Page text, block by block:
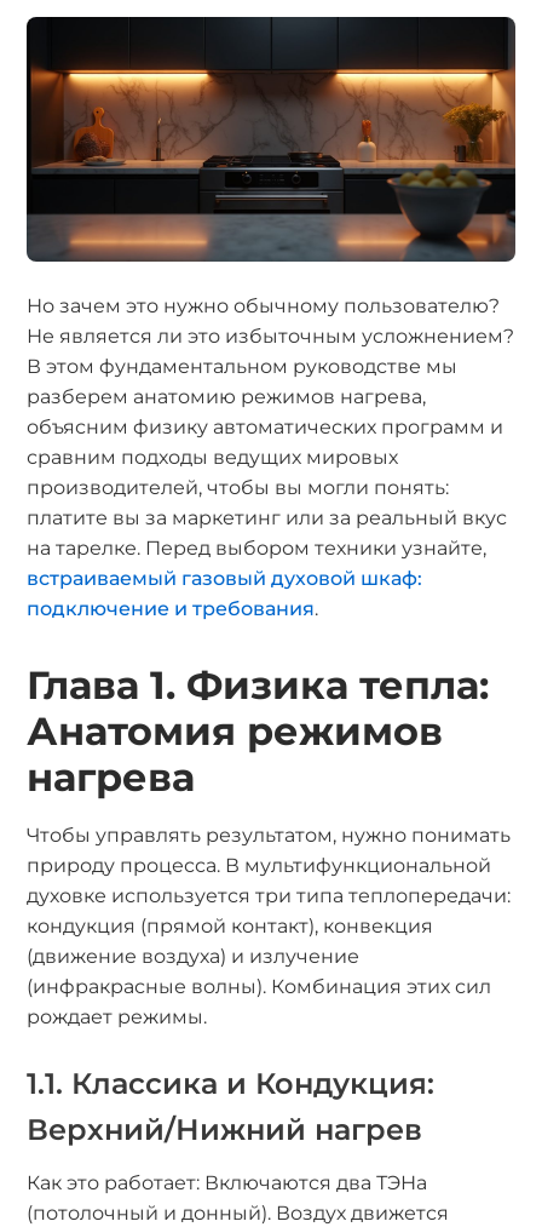
Но зачем это нужно обычному пользователю?
Не является ли это избыточным усложнением?
В этом фундаментальном руководстве мы
разберем анатомию режимов нагрева,
объясним физику автоматических программ и
сравним подходы ведущих мировых
производителей, чтобы вы могли понять:
платите вы за маркетинг или за реальный вкус
на тарелке. Перед выбором техники узнайте,
встраиваемый газовый духовой шкаф:
подключение и требования.
Глава 1. Физика тепла:
Анатомия режимов
нагрева
Чтобы управлять результатом, нужно понимать
природу процесса. В мультифункциональной
духовке используется три типа теплопередачи:
кондукция (прямой контакт), конвекция
(движение воздуха) и излучение
(инфракрасные волны). Комбинация этих сил
рождает режимы.
1.1. Классика и Кондукция:
Верхний/Нижний нагрев
Как это работает: Включаются два ТЭНа
(потолочный и донный). Воздух движется